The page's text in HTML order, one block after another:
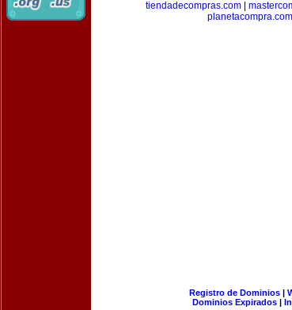
tiendadecompras.com|
planetacompra.com
Registro de Dominios|
Dominios Expirados |